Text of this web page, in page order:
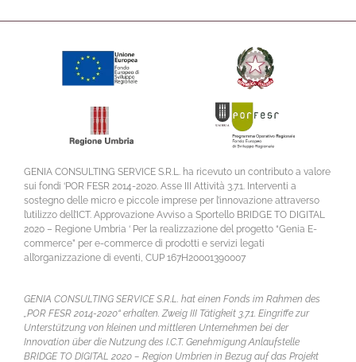
GENIA CONSULTING SERVICE S.R.L. ha ricevuto un contributo a valore
sui fondi ‘POR FESR 2014-2020. Asse III Attività 3.7.1. Interventi a
sostegno delle micro e piccole imprese per l’innovazione attraverso
l’utilizzo dell’ICT. Approvazione Avviso a Sportello BRIDGE TO DIGITAL
2020 – Regione Umbria ‘ Per la realizzazione del progetto “Genia E-
commerce” per e-commerce di prodotti e servizi legati
all’organizzazione di eventi, CUP 167H20001390007
GENIA CONSULTING SERVICE S.R.L. hat einen Fonds im Rahmen des
„POR FESR 2014-2020“ erhalten. Zweig III Tätigkeit 3.7.1. Eingriffe zur
Unterstützung von kleinen und mittleren Unternehmen bei der
Innovation über die Nutzung des I.C.T. Genehmigung Anlaufstelle
BRIDGE TO DIGITAL 2020 – Region Umbrien in Bezug auf das Projekt